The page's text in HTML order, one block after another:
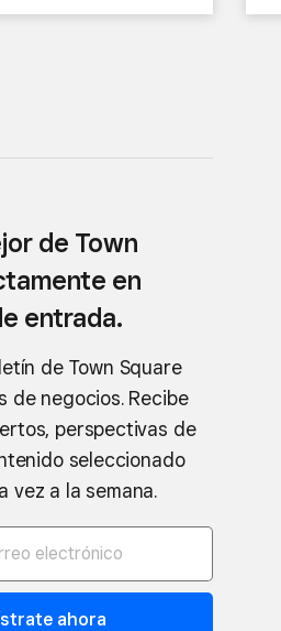
de Town
en
entrada.
de Town Square
de negocios. Recibe
perspectivas de
seleccionado
vez a la semana.
ahora